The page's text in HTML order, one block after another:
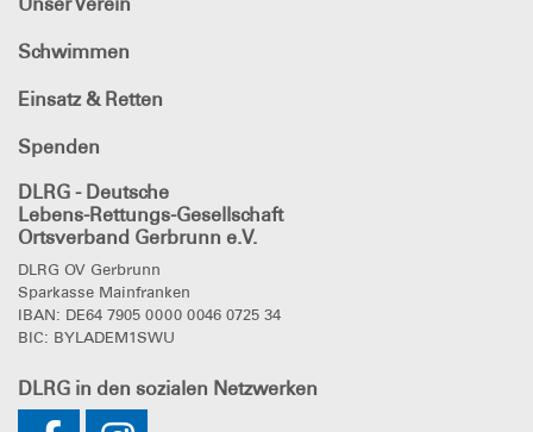
Schwimmen
Einsatz & Retten
Spenden
DLRG - Deutsche
Lebens-Rettungs-Gesellschaft
Ortsverband Gerbrunn e.V.
DLRG OV Gerbrunn
Sparkasse Mainfranken
IBAN: DE64 7905 0000 0046 0725 34
BIC: BYLADEM1SWU
DLRG in den sozialen Netzwerken